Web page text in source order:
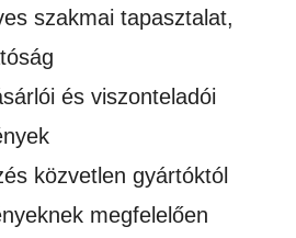
szakmai tapasztalat,
és viszonteladói
közvetlen gyártóktól
megfelelően